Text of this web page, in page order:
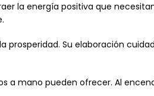
la energía positiva que
Su elaboración
a mano pueden ofrecer. Al